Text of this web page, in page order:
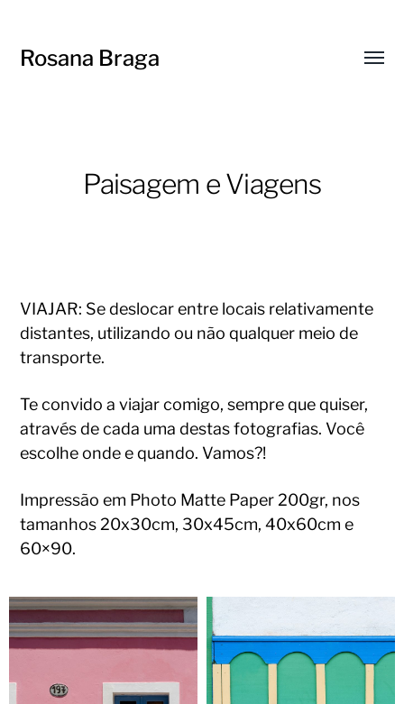
Rosana Braga
Menu
Paisagem e Viagens
VIAJAR: Se deslocar entre locais relativamente
distantes, utilizando ou não qualquer meio de
transporte.
Te convido a viajar comigo, sempre que quiser,
através de cada uma destas fotografias. Você
escolhe onde e quando. Vamos?!
Impressão em Photo Matte Paper 200gr, nos
tamanhos 20x30cm, 30x45cm, 40x60cm e
60×90.